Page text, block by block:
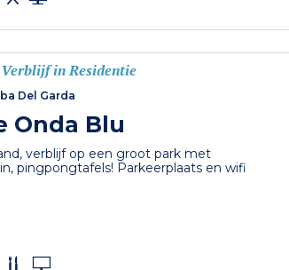
Verblijf in Residentie
Del Garda
Onda Blu
verblijf op een groot park met
pingpongtafels! Parkeerplaats en wifi